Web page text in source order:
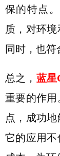
保的特点
质，对环
同时，也符
总之， 蓝星
重要的作用
点，成功
它的应用不